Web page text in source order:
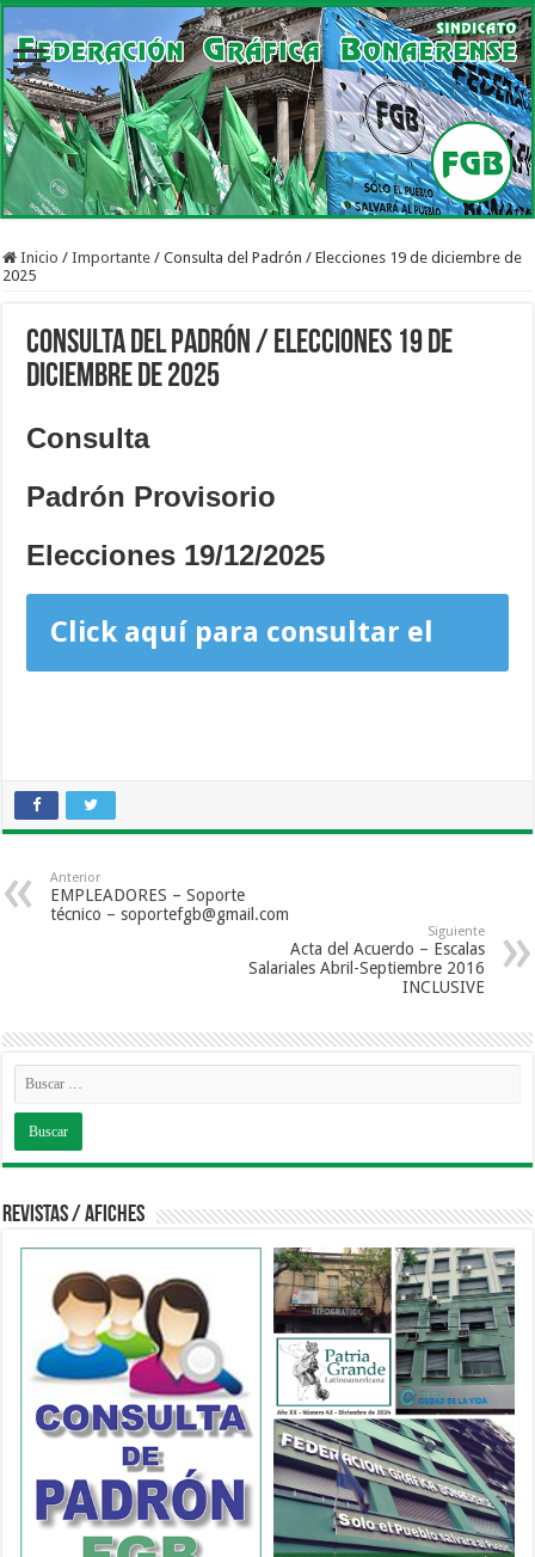
Inicio / Importante / Consulta del Padrón / Elecciones 19 de diciembre de
2025
Consulta del Padrón / Elecciones 19 de
diciembre de 2025
Consulta
Padrón Provisorio
Elecciones 19/12/2025
Click aquí para consultar el
Anterior
EMPLEADORES – Soporte
técnico – soportefgb@gmail.com
Siguiente
Acta del Acuerdo – Escalas
Salariales Abril-Septiembre 2016
INCLUSIVE
Revistas / Afiches